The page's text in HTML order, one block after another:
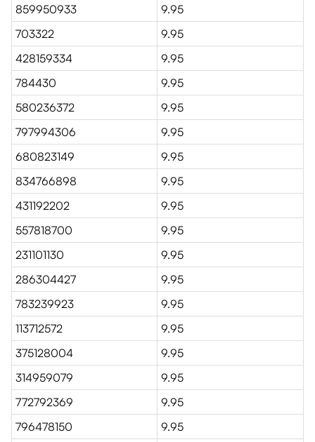
859950933
9.95
703322
9.95
428159334
9.95
784430
9.95
580236372
9.95
797994306
9.95
680823149
9.95
834766898
9.95
431192202
9.95
557818700
9.95
231101130
9.95
286304427
9.95
783239923
9.95
113712572
9.95
375128004
9.95
314959079
9.95
772792369
9.95
796478150
9.95